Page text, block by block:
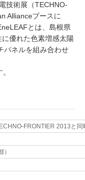
技術展（TECHNO-
Allianceブースに
とは、島根県
優れた色素増感太陽
パネルを組み合わせ
FRONTIER 2013と同